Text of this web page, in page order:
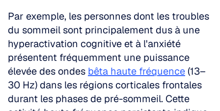
Par exemple, les personnes dont les troubles
du sommeil sont principalement dus à une
hyperactivation cognitive et à l'anxiété
présentent fréquemment une puissance
élevée des ondes bêta haute fréquence (13–
30 Hz) dans les régions corticales frontales
durant les phases de pré-sommeil. Cette